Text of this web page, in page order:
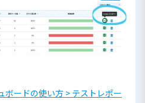
ボードの使い方 > テストレポー